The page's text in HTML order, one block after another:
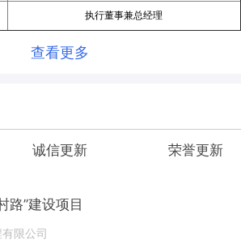
执行董事兼总经理
查看更多
诚信更新 荣誉更新
路”建设项目
限公司